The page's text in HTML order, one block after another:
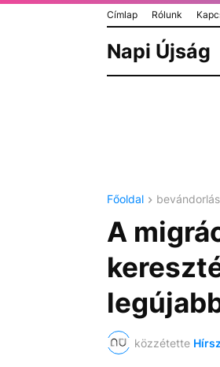
Címlap Rólunk
Napi Újság
Főoldal bevándorlás
A
közzétette